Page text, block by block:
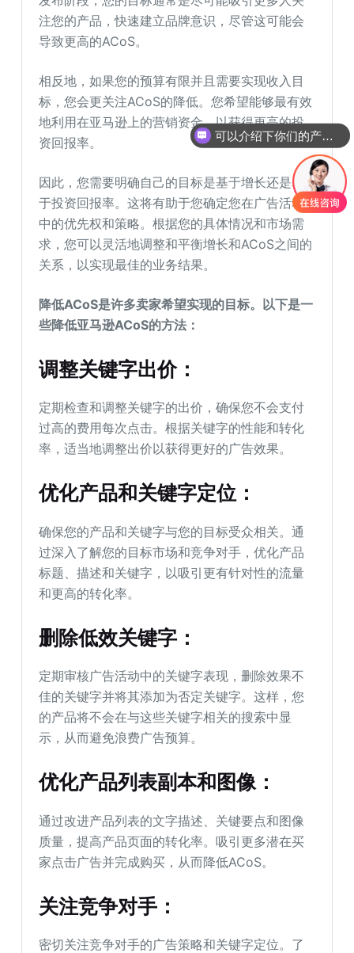
注您的产品，快速建立品牌意识，尽管这可能会
导致更高的ACoS。
相反地，如果您的预算有限并且需要实现收入目
标，您会更关注ACoS的降低。您希望能够最有效
地利用在亚马逊上的营销资金，以获得更高的投
资回报率。
因此，您需要明确自己的目标是基于增长还是基
于投资回报率。这将有助于您确定您在广告活动
中的优先权和策略。根据您的具体情况和市场需
求，您可以灵活地调整和平衡增长和ACoS之间的
关系，以实现最佳的业务结果。
降低ACoS是许多卖家希望实现的目标。以下是一
些降低亚马逊ACoS的方法：
调整关键字出价：
定期检查和调整关键字的出价，确保您不会支付
过高的费用每次点击。根据关键字的性能和转化
率，适当地调整出价以获得更好的广告效果。
优化产品和关键字定位：
确保您的产品和关键字与您的目标受众相关。通
过深入了解您的目标市场和竞争对手，优化产品
标题、描述和关键字，以吸引更有针对性的流量
和更高的转化率。
删除低效关键字：
定期审核广告活动中的关键字表现，删除效果不
佳的关键字并将其添加为否定关键字。这样，您
的产品将不会在与这些关键字相关的搜索中显
示，从而避免浪费广告预算。
优化产品列表副本和图像：
通过改进产品列表的文字描述、关键要点和图像
质量，提高产品页面的转化率。吸引更多潜在买
家点击广告并完成购买，从而降低ACoS。
关注竞争对手：
密切关注竞争对手的广告策略和关键字定位。了
可以介绍下你们的产品么